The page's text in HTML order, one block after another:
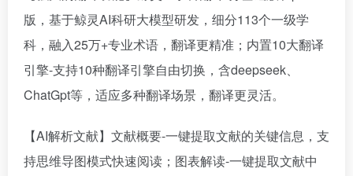
版，基于鲸灵AI科研大模型研发，细分113个一级学
科，融入25万+专业术语，翻译更精准；内置10大翻译
引擎-支持10种翻译引擎自由切换，含deepseek、
ChatGpt等，适应多种翻译场景，翻译更灵活。
【AI解析文献】文献概要-一键提取文献的关键信息，支
持思维导图模式快速阅读；图表解读-一键提取文献中